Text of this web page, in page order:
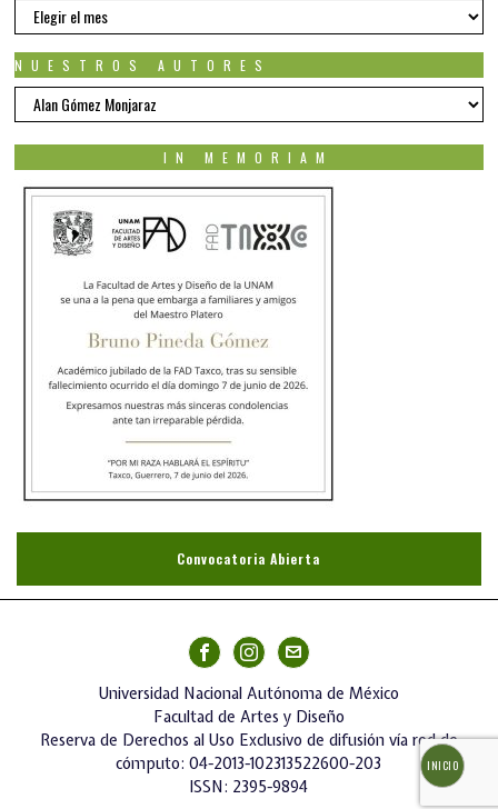
EDICIONES
NUESTROS AUTORES
Nuestros
autores
IN MEMORIAM
Convocatoria Abierta
Universidad Nacional Autónoma de México
Facultad de Artes y Diseño
Reserva de Derechos al Uso Exclusivo de difusión vía red de
cómputo: 04-2013-102313522600-203
ISSN: 2395-9894
INICIO